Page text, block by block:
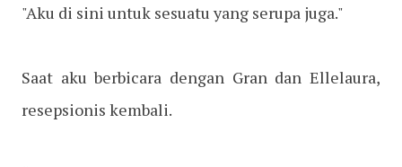
"Aku di sini untuk sesuatu yang serupa juga."
Saat aku berbicara dengan Gran dan Ellelaura,
resepsionis kembali.